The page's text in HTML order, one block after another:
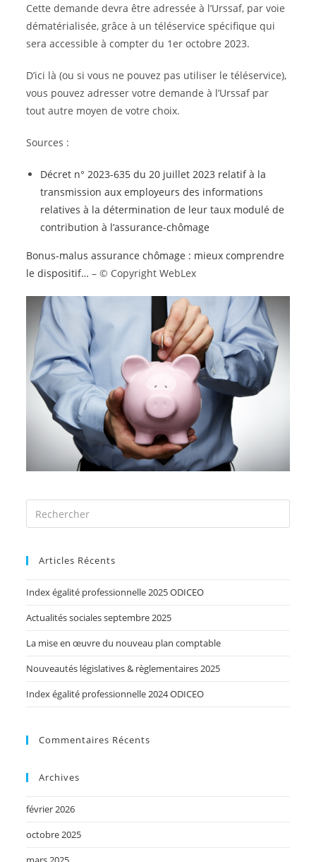
Cette demande devra être adressée à l’Urssaf, par voie
dématérialisée, grâce à un téléservice spécifique qui
sera accessible à compter du 1er octobre 2023.
D’ici là (ou si vous ne pouvez pas utiliser le téléservice),
vous pouvez adresser votre demande à l’Urssaf par
tout autre moyen de votre choix.
Sources :
Décret n° 2023-635 du 20 juillet 2023 relatif à la
transmission aux employeurs des informations
relatives à la détermination de leur taux modulé de
contribution à l’assurance-chômage
Bonus-malus assurance chômage : mieux comprendre
le dispositif… – © Copyright WebLex
Articles Récents
Index égalité professionnelle 2025 ODICEO
Actualités sociales septembre 2025
La mise en œuvre du nouveau plan comptable
Nouveautés législatives & règlementaires 2025
Index égalité professionnelle 2024 ODICEO
Commentaires Récents
Archives
février 2026
octobre 2025